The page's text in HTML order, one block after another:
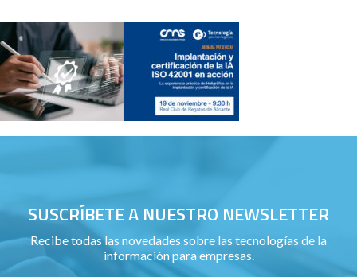
SUSCRÍBETE A NUESTRO NEWSLETTER
Recibe todas las novedades sobre las tecnologías de la
información para empresas.